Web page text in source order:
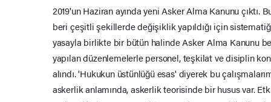
2019'un Haziran ayında yeni Asker Alma Kanunu çıktı.
beri çeşitli şekillerde değişiklik yapıldığı için
yasayla birlikte bir bütün halinde Asker Alma Kanunu
yapılan düzenlemelerle personel, teşkilat ve disiplin
alındı. 'Hukukun üstünlüğü esas' diyerek bu
askerlik anlamında, askerlik teorisinde bir husus var.